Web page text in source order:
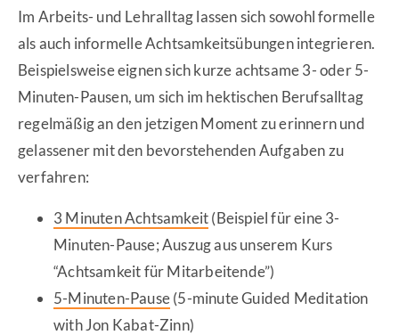
Im Arbeits- und Lehralltag lassen sich sowohl formelle
als auch informelle Achtsamkeitsübungen integrieren.
Beispielsweise eignen sich kurze achtsame 3- oder 5-
Minuten-Pausen, um sich im hektischen Berufsalltag
regelmäßig an den jetzigen Moment zu erinnern und
gelassener mit den bevorstehenden Aufgaben zu
verfahren:
3 Minuten Achtsamkeit(Beispiel für eine 3-
Minuten-Pause; Auszug aus unserem Kurs
“Achtsamkeit für Mitarbeitende”)
5-Minuten-Pause(5-minute Guided Meditation
with Jon Kabat-Zinn)